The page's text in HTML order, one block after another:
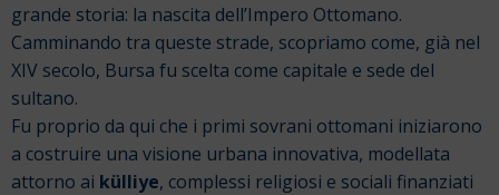
grande storia: la nascita dell’Impero Ottomano.
Camminando tra queste strade, scopriamo come, già nel
XIV secolo, Bursa fu scelta come capitale e sede del
sultano.
Fu proprio da qui che i primi sovrani ottomani iniziarono
a costruire una visione urbana innovativa, modellata
attorno ai külliye, complessi religiosi e sociali finanziati